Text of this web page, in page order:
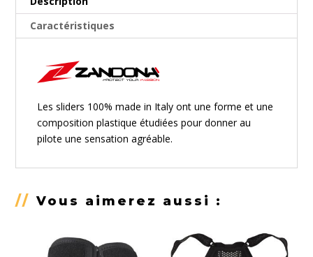
Caractéristiques
Les sliders 100% made in Italy ont une forme et une
composition plastique étudiées pour donner au
pilote une sensation agréable.
//Vous aimerez aussi :